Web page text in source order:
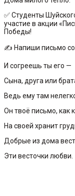
✅ Студенты
участие в акции
Победы!
✍ Напиши письмо
И согреешь ты его —
Сына, друга или
Ведь ему там
Он твоё письмо, как
На своей хранит
Добрые из дома
Эти весточки любви.